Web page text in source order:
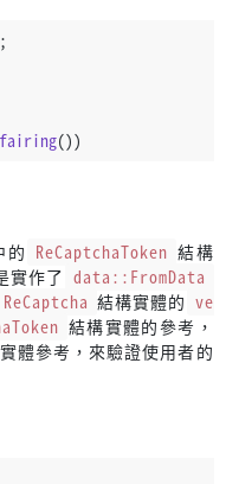
fairing())
的 ReCaptchaToken 結構
實作了 data::FromData
ReCaptcha 結構實體的 ve
結構實體的參考，
體參考，來驗證使用者的